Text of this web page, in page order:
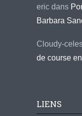
eric dans
Barbara
Cloudy-
de course
LIENS